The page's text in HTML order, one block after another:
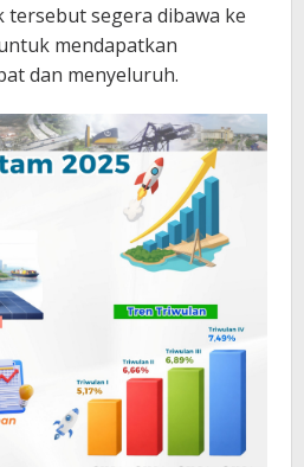
tersebut segera dibawa ke
mendapatkan
dan menyeluruh.